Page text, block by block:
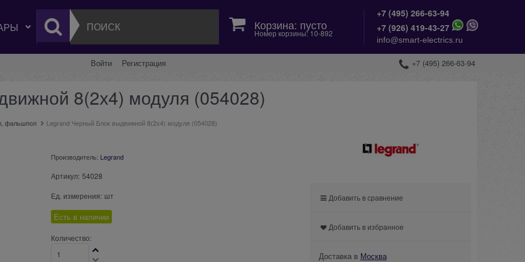
Корзина: пусто
Номер корзины: 10-892
+7 (495) 266-63-94
+7 (926) 419-43-27
info@smart-electrics.ru
Войти Регистрация +7 (495) 266-63-94
8(2х4) модуля (054028)
фальшпол Legrand Черный Блок выдвижной 8(2х4) модуля (054028)
Производитель: Legrand
Артикул: 54028
Ед. измерения: шт
Есть в наличии
Количество:
Добавить в сравнение
Добавить в избранное
Доставка в Москва